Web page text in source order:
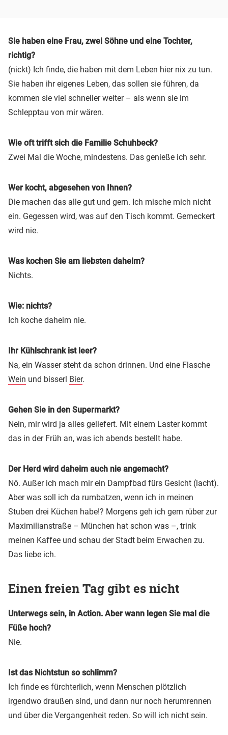
Sie haben eine Frau, zwei Söhne und eine Tochter,
richtig?
(nickt) Ich finde, die haben mit dem Leben hier nix zu tun.
Sie haben ihr eigenes Leben, das sollen sie führen, da
kommen sie viel schneller weiter – als wenn sie im
Schlepptau von mir wären.
Wie oft trifft sich die Familie Schuhbeck?
Zwei Mal die Woche, mindestens. Das genieße ich sehr.
Wer kocht, abgesehen von Ihnen?
Die machen das alle gut und gern. Ich mische mich nicht
ein. Gegessen wird, was auf den Tisch kommt. Gemeckert
wird nie.
Was kochen Sie am liebsten daheim?
Nichts.
Wie: nichts?
Ich koche daheim nie.
Ihr Kühlschrank ist leer?
Na, ein Wasser steht da schon drinnen. Und eine Flasche
Wein und bisserl Bier.
Gehen Sie in den Supermarkt?
Nein, mir wird ja alles geliefert. Mit einem Laster kommt
das in der Früh an, was ich abends bestellt habe.
Der Herd wird daheim auch nie angemacht?
Nö. Außer ich mach mir ein Dampfbad fürs Gesicht (lacht).
Aber was soll ich da rumbatzen, wenn ich in meinen
Stuben drei Küchen habe!? Morgens geh ich gern rüber zur
Maximilianstraße – München hat schon was –, trink
meinen Kaffee und schau der Stadt beim Erwachen zu.
Das liebe ich.
Einen freien Tag gibt es nicht
Unterwegs sein, in Action. Aber wann legen Sie mal die
Füße hoch?
Nie.
Ist das Nichtstun so schlimm?
Ich finde es fürchterlich, wenn Menschen plötzlich
irgendwo draußen sind, und dann nur noch herumrennen
und über die Vergangenheit reden. So will ich nicht sein.